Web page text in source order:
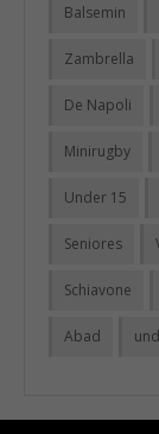
Balsemin
Zambrella
De Napoli
Minirugby
Under 15
Seniores
Schiavone
Abad